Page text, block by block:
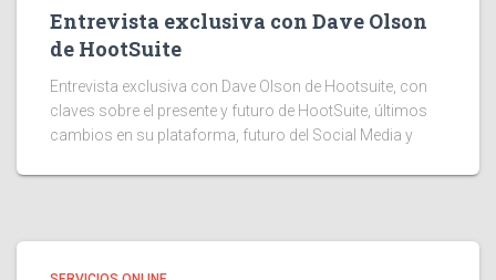
Entrevista exclusiva con Dave Olson
de HootSuite
Entrevista exclusiva con Dave Olson de Hootsuite, con
claves sobre el presente y futuro de HootSuite, últimos
cambios en su plataforma, futuro del Social Media y